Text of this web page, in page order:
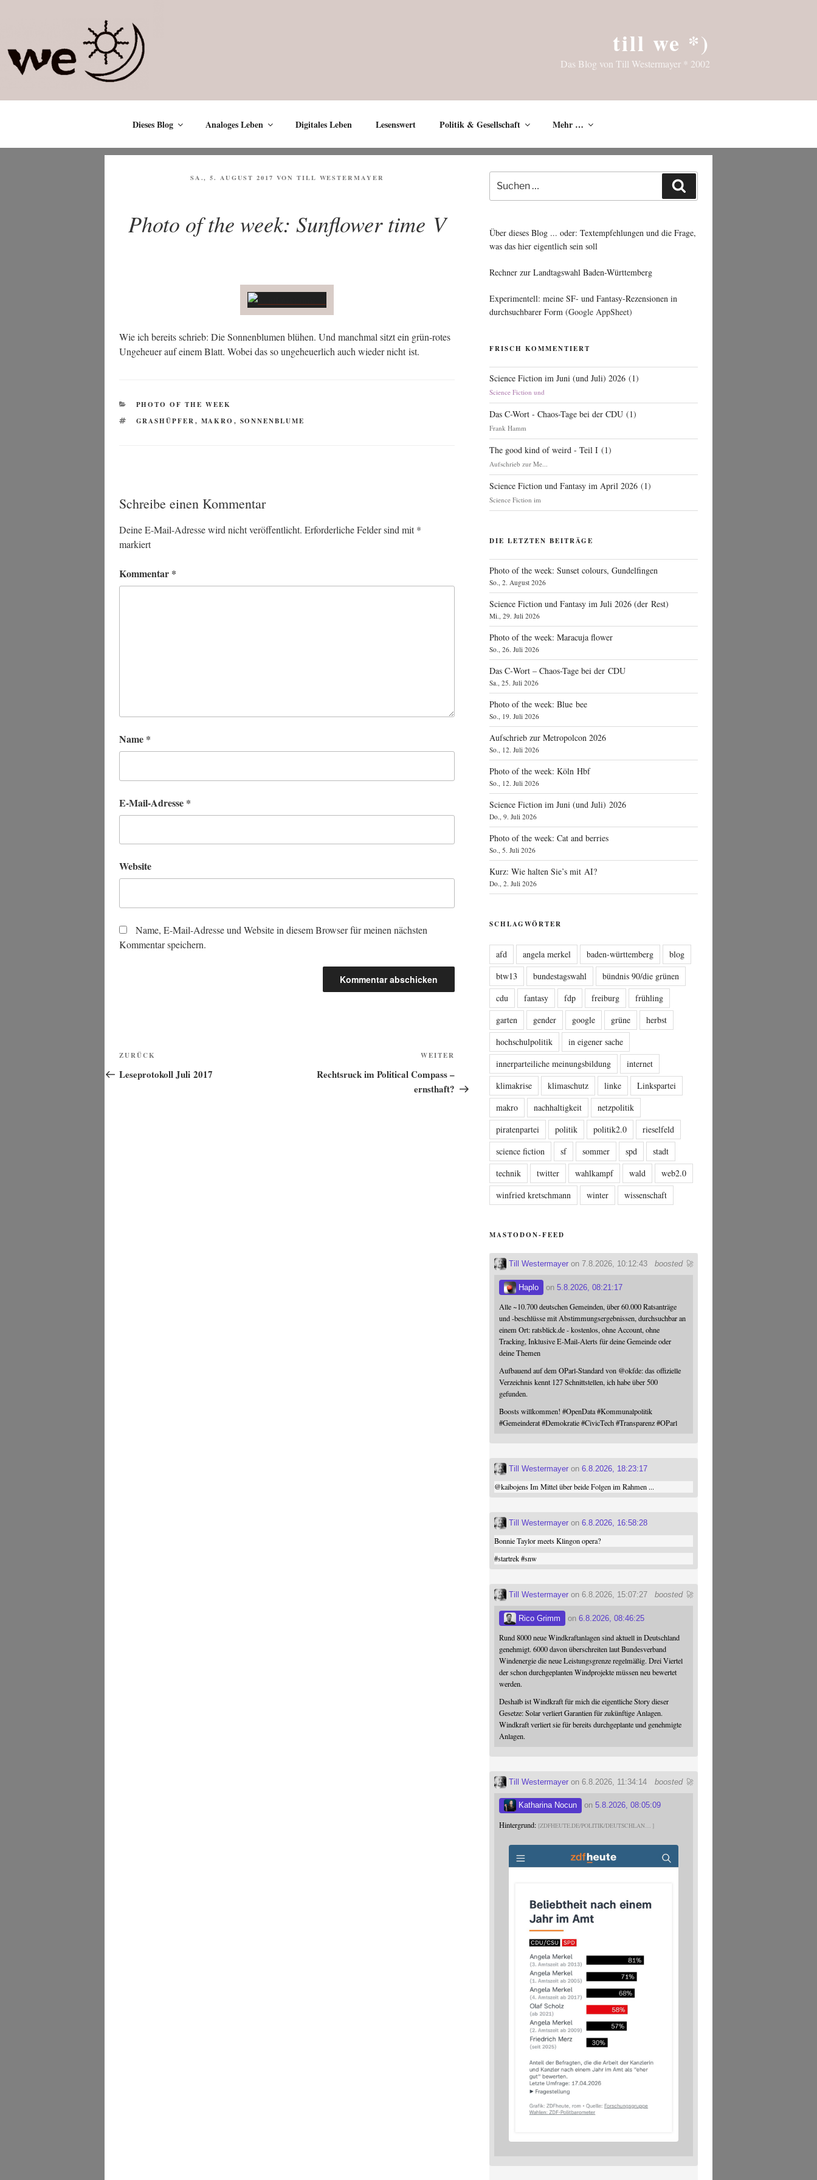
till we *)
Das Blog von Till Westermayer * 2002
Dieses Blog Analoges Leben Digitales Leben Lesenswert Politik & Gesellschaft Mehr …
VERÖFFENTLICHT
SA., 5. AUGUST 2017 VONTILL WESTERMAYER
Photo of the week: Sunflower time V
Wie ich bereits schrieb: Die Son­nen­blu­men blü­hen. Und manch­mal sitzt ein grün-rotes
Unge­heu­er auf einem Blatt. Wobei das so unge­heu­er­lich auch wie­der nicht ist.
KATEGORIEN
PHOTO OF THE WEEK
SCHLAGWÖRTER
GRASHÜPFER, MAKRO , SONNENBLUME
Schreibe einen Kommentar
Deine E-Mail-Adresse wird nicht veröffentlicht. Erforderliche Felder sind mit*
markiert
Kommentar *
Name *
E-Mail-Adresse *
Website
Name, E-Mail-Adresse und Website in diesem Browser für meinen nächsten
Kommentar speichern.
Beitragsnavigation
Vorheriger
Beitrag
ZURÜCK
Leseprotokoll Juli 2017
Nächster
WEITER
Rechtsruck im Political Compass –
ernsthaft?
nach:
Über dieses Blog ... oder: Textempfehlungen und die Frage,
was das hier eigentlich sein soll
Rechner zur Landtagswahl Baden-Württemberg
Experimentell: meine SF- und Fantasy-Rezensionen in
durchsuchbarer Form (Google AppSheet)
FRISCH KOMMENTIERT
Science Fiction im Juni (und Juli) 2026 (1)
Science Fiction und
Das C-Wort - Chaos-Tage bei der CDU (1)
Frank Hamm
The good kind of weird - Teil I (1)
Aufschrieb zur Me...
Science Fiction und Fantasy im April 2026 (1)
Science Fiction im
DIE LETZTEN BEITRÄGE
Photo of the week: Sunset colours, Gundelfingen
So., 2. August 2026
Science Fiction und Fantasy im Juli 2026 (der Rest)
Mi., 29. Juli 2026
Photo of the week: Maracuja flower
So., 26. Juli 2026
Das C‑Wort – Chaos-Tage bei der CDU
Sa., 25. Juli 2026
Photo of the week: Blue bee
So., 19. Juli 2026
Aufschrieb zur Metropolcon 2026
So., 12. Juli 2026
Photo of the week: Köln Hbf
So., 12. Juli 2026
Science Fiction im Juni (und Juli) 2026
Do., 9. Juli 2026
Photo of the week: Cat and berries
So., 5. Juli 2026
Kurz: Wie halten Sie’s mit AI?
Do., 2. Juli 2026
SCHLAGWÖRTER
afd angela merkel baden-württemberg
blog
btw13
bundestagswahl
bündnis 90/die grünen
cdu
fantasy fdp freiburg
frühling
garten
gender google grüne
herbst
hochschulpolitik
in eigener sache
innerparteiliche meinungsbildung
internet
klimakrise
klimaschutz linke
Linkspartei
makro
nachhaltigkeit
netzpolitik
piratenpartei
politik politik2.0
rieselfeld
science fiction
sf sommer spd
stadt
technik
twitter wahlkampf wald
web2.0
winfried kretschmann
winter wissenschaft
MASTODON-FEED
boosted 🚀
Till Westermayer on 7.8.2026, 10:12:43
Haplo on5.8.2026, 08:21:17
Alle ~10.700 deutschen Gemeinden, über 60.000 Ratsanträge
und -beschlüsse mit Abstimmungsergebnissen, durchsuchbar an
einem Ort: ratsblick.de - kostenlos, ohne Account, ohne
Tracking, Inklusive E-Mail-Alerts für deine Gemeinde oder
deine Themen
Aufbauend auf dem OParl-Standard von @okfde: das offizielle
Verzeichnis kennt 127 Schnittstellen, ich habe über 500
gefunden.
Boosts willkommen!#OpenData #Kommunalpolitik
#Gemeinderat #Demokratie #CivicTech #Transparenz #OParl
Till Westermayer on6.8.2026, 18:23:17
@kaibojensIm Mittel über beide Folgen im Rahmen ...
Till Westermayer on6.8.2026, 16:58:28
Bonnie Taylor meets Klingon opera?
#startrek #snw
boosted 🚀
Till Westermayer on 6.8.2026, 15:07:27
Rico Grimm on6.8.2026, 08:46:25
Rund 8000 neue Windkraftanlagen sind aktuell in Deutschland
genehmigt. 6000 davon überschreiten laut Bundesverband
Windenergie die neue Leistungsgrenze regelmäßig. Drei Viertel
der schon durchgeplanten Windprojekte müssen neu bewertet
werden.
Deshalb ist Windkraft für mich die eigentliche Story dieser
Gesetze: Solar verliert Garantien für zukünftige Anlagen.
Windkraft verliert sie für bereits durchgeplante und genehmigte
Anlagen.
boosted 🚀
Till Westermayer on 6.8.2026, 11:34:14
Katharina Nocun on5.8.2026, 08:05:09
Hintergrund: ZDFHEUTE.DE/POLITIK/DEUTSCHLAN